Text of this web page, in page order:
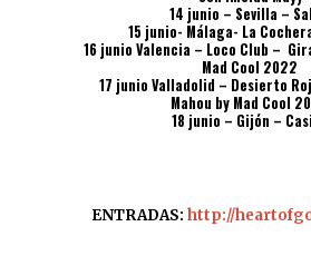
14 junio – Sevilla –
15 junio- Málaga- La
16 junio Valencia – Loco Club –
Mad Cool 2022
17 junio Valladolid – Desierto
Mahou by Mad Cool
18 junio – Gijón –
ENTRADAS: http://